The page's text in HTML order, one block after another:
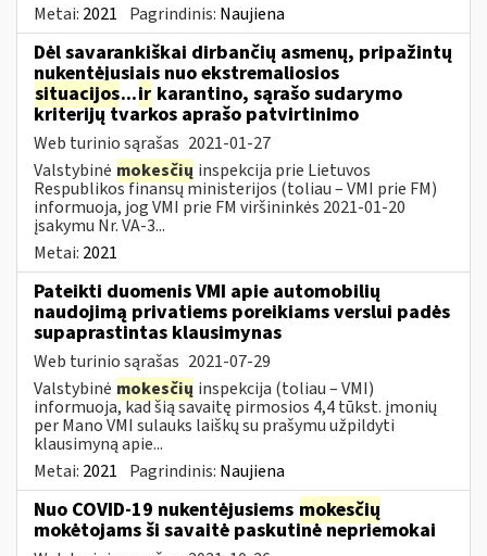
Metai: 2021 Pagrindinis: Naujiena
Dėl savarankiškai dirbančių asmenų, pripažintų
nukentėjusiais nuo ekstremaliosios
situacijos...ir karantino, sąrašo sudarymo
kriterijų tvarkos aprašo patvirtinimo
Web turinio sąrašas 2021-01-27
Valstybinė mokesčių inspekcija prie Lietuvos
Respublikos finansų ministerijos (toliau – VMI prie FM)
informuoja, jog VMI prie FM viršininkės 2021-01-20
įsakymu Nr. VA-3...
Metai: 2021
Pateikti duomenis VMI apie automobilių
naudojimą privatiems poreikiams verslui padės
supaprastintas klausimynas
Web turinio sąrašas 2021-07-29
Valstybinė mokesčių inspekcija (toliau – VMI)
informuoja, kad šią savaitę pirmosios 4,4 tūkst. įmonių
per Mano VMI sulauks laiškų su prašymu užpildyti
klausimyną apie...
Metai: 2021 Pagrindinis: Naujiena
Nuo COVID-19 nukentėjusiems mokesčių
mokėtojams ši savaitė paskutinė nepriemokai